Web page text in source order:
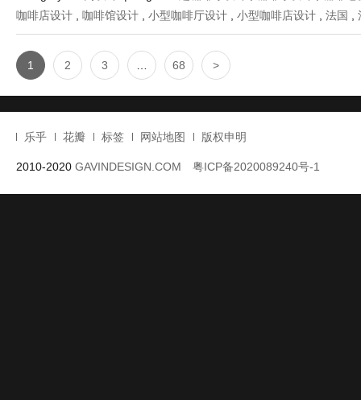
咖啡店设计
咖啡馆设计 小型咖啡厅设计 小型咖啡店设计 法国
1 2 3 68 >
乐乎 花瓣 标签 网站地图 版权申明
2010-2020 GAVINDESIGN.COM 粤ICP备2020089240号-1